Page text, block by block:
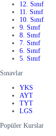
12. Sınıf
11. Sınıf
10. Sınıf
9. Sınıf
8. Sınıf
7. Sınıf
6. Sınıf
5. Sınıf
Sınavlar
YKS
AYT
TYT
LGS
Popüler Kurslar